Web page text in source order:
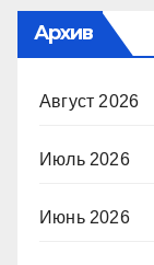
Архив
Август 2026
Июль 2026
Июнь 2026